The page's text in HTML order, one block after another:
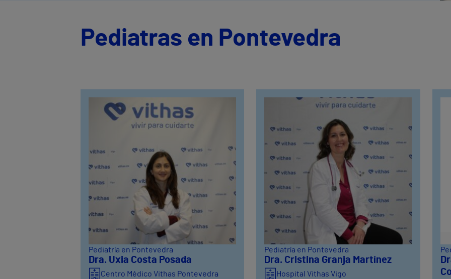
Pediatras en Pontevedra
Pediatría en Pontevedra
Dra. Uxia Costa Posada
Centro Médico Vithas Pontevedra
Pediatría en Pontevedra
Dra. Cristina Granja Martínez
Hospital Vithas Vigo